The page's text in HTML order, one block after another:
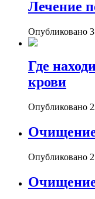
Лечение
Опубликовано
Где
крови
Опубликовано
Опубликовано